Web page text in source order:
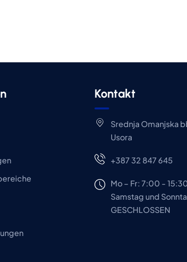
Kontakt
Srednja Omanjska
Usora
+387 32 847 645
Mo – Fr: 7:00 -
Samstag und
GESCHLOSSEN